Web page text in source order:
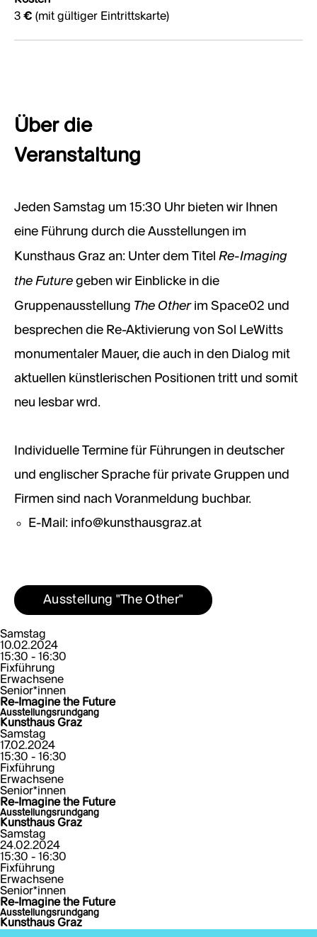
3 € (mit gültiger Eintrittskarte)
Über die
Veranstaltung
Jeden Samstag um 15:30 Uhr bieten wir Ihnen
eine Führung durch die Ausstellungen im
Kunsthaus Graz an: Unter dem Titel Re-Imaging
the Future geben wir Einblicke in die
Gruppenausstellung The Otherim Space02 und
besprechen die Re-Aktivierung von Sol LeWitts
monumentaler Mauer, die auch in den Dialog mit
aktuellen künstlerischen Positionen tritt und somit
neu lesbar wrd.
Individuelle Termine für Führungen in deutscher
und englischer Sprache für private Gruppen und
Firmen sind nach Voranmeldung buchbar.
E-Mail: info@kunsthausgraz.at​​​​​​​
Ausstellung "The Other"
Samstag
10.02.2024
15:30 - 16:30
Fixführung
Erwachsene
Senior*innen
Re-Imagine the Future
Ausstellungsrundgang
Kunsthaus Graz
Samstag
17.02.2024
15:30 - 16:30
Fixführung
Erwachsene
Senior*innen
Re-Imagine the Future
Ausstellungsrundgang
Kunsthaus Graz
Samstag
24.02.2024
15:30 - 16:30
Fixführung
Erwachsene
Senior*innen
Re-Imagine the Future
Ausstellungsrundgang
Kunsthaus Graz